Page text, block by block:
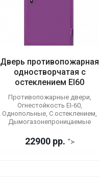
Дверь противопожарная
одностворчатая с
остеклением EI60
Противопожарные двери,
Огнестойкость EI-60,
Однопольные, С остеклением,
Дымогазонепроницаемые
22900 рр. ">